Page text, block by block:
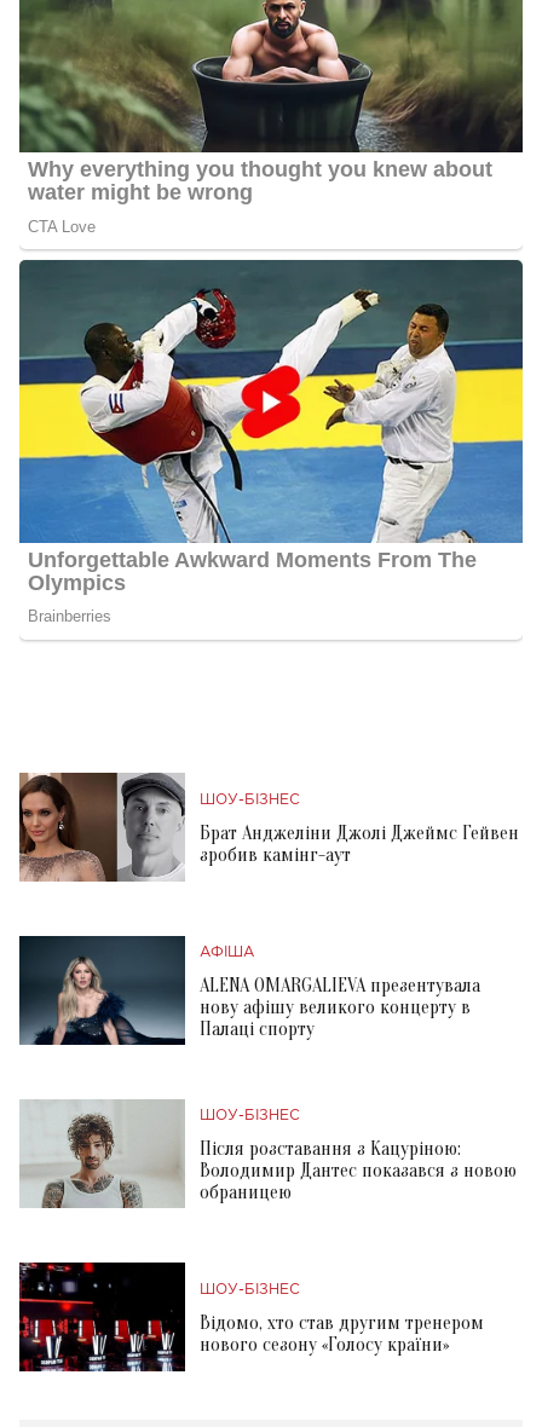
ШОУ-БІЗНЕС
Брат Анджеліни Джолі Джеймс Гейвен
зробив камінг-аут
АФІША
ALENA OMARGALIEVA презентувала
нову афішу великого концерту в
Палаці спорту
ШОУ-БІЗНЕС
Після розставання з Кацуріною:
Володимир Дантес показався з новою
обраницею
ШОУ-БІЗНЕС
Відомо, хто став другим тренером
нового сезону «Голосу країни»